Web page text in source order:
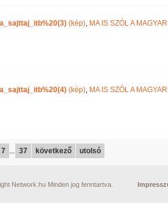
(kép), MA IS SZÓL A
(kép), MA IS SZÓL A
7 ... 37 következő utolsó
Network.hu Minden jog fenntartva.